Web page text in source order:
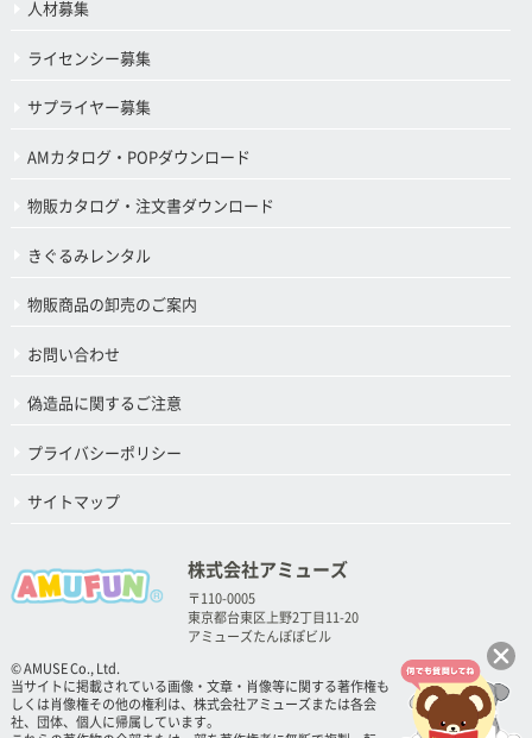
人材募集
ライセンシー募集
サプライヤー募集
AMカタログ・POPダウンロード
物販カタログ・注文書ダウンロード
きぐるみレンタル
物販商品の卸売のご案内
お問い合わせ
偽造品に関するご注意
プライバシーポリシー
サイトマップ
株式会社アミューズ
〒110-0005
東京都台東区上野2丁目11-20
アミューズたんぽぽビル
© AMUSE Co., Ltd.
当サイトに掲載されている画像・文章・肖像等に関する著作権も
しくは肖像権その他の権利は、株式会社アミューズまたは各会
社、団体、個人に帰属しています。